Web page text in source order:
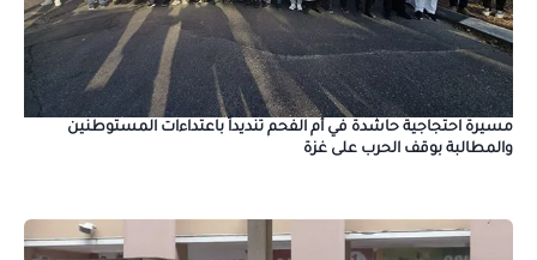
مسيرة احتجاجية حاشدة في أم الفحم تنديداً باعتداءات المستوطنين
والمطالبة بوقف الحرب على غزة